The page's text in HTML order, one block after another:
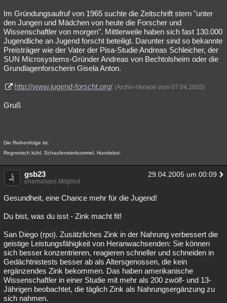
Im Gründungsaufruf von 1965 suchte die Zeitschrift stern "unter
den Jungen und Mädchen von heute die Forscher und
Wissenschaftler von morgen". Mittlerweile haben sich fast 130.000
Jugendliche an Jugend forscht beteiligt. Darunter sind so bekannte
Preisträger wie der Vater der Pisa-Studie Andreas Schleicher, der
SUN Microsystems-Gründer Andreas von Bechtolsheim oder die
Grundlagenforscherin Gisela Anton.
http://www.jugend-forscht.org/ (Archiv-Version vom 07.04.2005)
Gruß
Die Reihenfolge ist:
Regnerisch kühl, Schaufensterbummel, Hundekot.
gsb23 29.04.2005 um 00:09
ehemaliges Mitglied
Gesundheit, eine Chance mehr für die Jugend!
Du bist, was du isst - Zink macht fit!
San Diego (rpo). Zusätzliches Zink in der Nahrung verbessert die
geistige Leistungsfähigkeit von Heranwachsenden: Sie können
sich besser konzentrieren, reagieren schneller und schneiden in
Gedächtnistests besser ab als Altersgenossen, die kein
ergänzendes Zink bekommen. Das haben amerikanische
Wissenschaftler in einer Studie mit mehr als 200 zwölf- und 13-
Jährigen beobachtet, die täglich Zink als Nahrungsergänzung zu
sich nahmen.